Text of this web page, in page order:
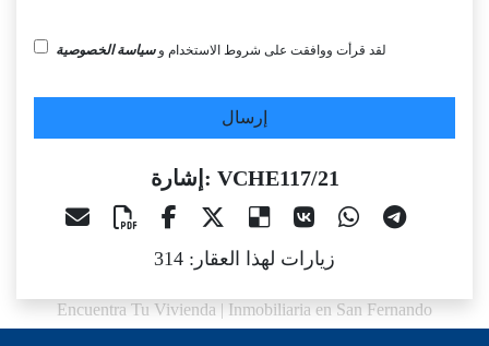
لقد قرأت ووافقت على شروط الاستخدام وسياسة الخصوصية
إرسال
إشارة: VCHE117/21
زيارات لهذا العقار: 314
Encuentra Tu Vivienda | Inmobiliaria en San Fernando